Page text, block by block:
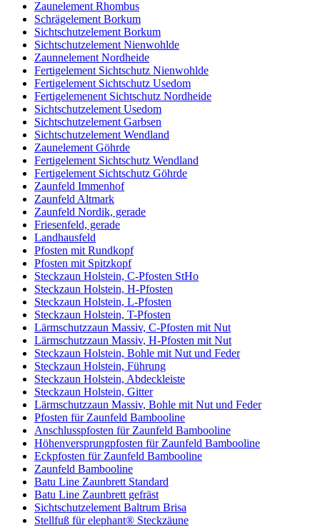
Zaunelement Rhombus
Schrägelement Borkum
Sichtschutzelement Borkum
Sichtschutzelement Nienwohlde
Zaunnelement Nordheide
Fertigelement Sichtschutz Nienwohlde
Fertigelement Sichtschutz Usedom
Fertigelemenent Sichtschutz Nordheide
Sichtschutzelement Usedom
Sichtschutzelement Garbsen
Sichtschutzelement Wendland
Zaunelement Göhrde
Fertigelement Sichtschutz Wendland
Fertigelement Sichtschutz Göhrde
Zaunfeld Immenhof
Zaunfeld Altmark
Zaunfeld Nordik, gerade
Friesenfeld, gerade
Landhausfeld
Pfosten mit Rundkopf
Pfosten mit Spitzkopf
Steckzaun Holstein, C-Pfosten StHo
Steckzaun Holstein, H-Pfosten
Steckzaun Holstein, L-Pfosten
Steckzaun Holstein, T-Pfosten
Lärmschutzzaun Massiv, C-Pfosten mit Nut
Lärmschutzzaun Massiv, H-Pfosten mit Nut
Steckzaun Holstein, Bohle mit Nut und Feder
Steckzaun Holstein, Führung
Steckzaun Holstein, Abdeckleiste
Steckzaun Holstein, Gitter
Lärmschutzzaun Massiv, Bohle mit Nut und Feder
Pfosten für Zaunfeld Bambooline
Anschlusspfosten für Zaunfeld Bambooline
Höhenversprungpfosten für Zaunfeld Bambooline
Eckpfosten für Zaunfeld Bambooline
Zaunfeld Bambooline
Batu Line Zaunbrett Standard
Batu Line Zaunbrett gefräst
Sichtschutzelement Baltrum Brisa
Stellfuß für elephant® Steckzäune